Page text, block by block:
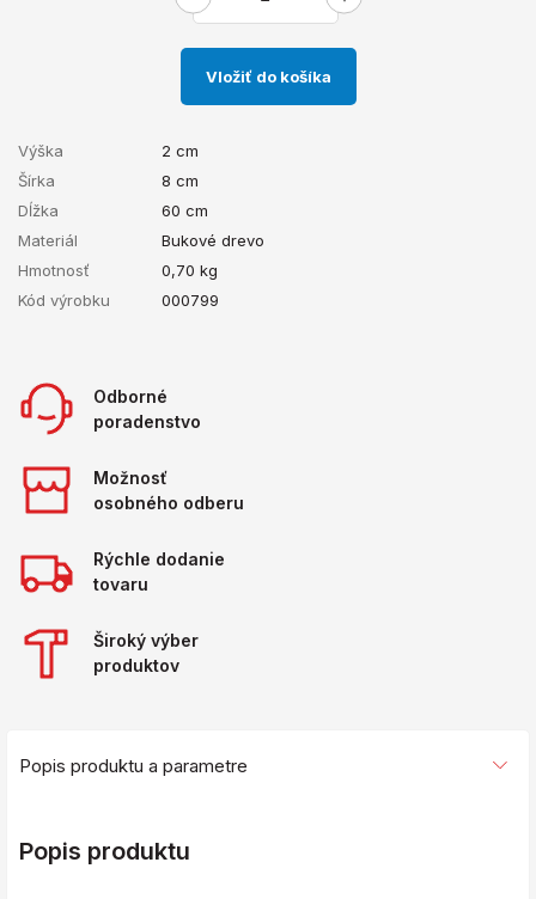
Vložiť do košíka
Výška
2 cm
Šírka
8 cm
Dĺžka
60 cm
Materiál
Bukové drevo
Hmotnosť
0,70 kg
Kód výrobku
000799
Odborné
poradenstvo
Možnosť
osobného odberu
Rýchle dodanie
tovaru
Široký výber
produktov
Popis produktu a parametre
Popis produktu